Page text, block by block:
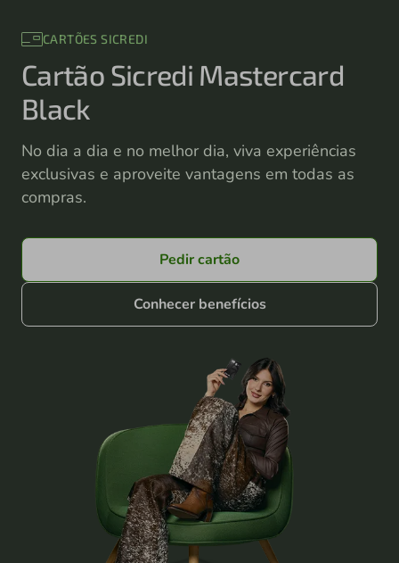
CARTÕES SICREDI
Cartão Sicredi Mastercard
Black
No dia a dia e no melhor dia, viva experiências
exclusivas e aproveite vantagens em todas as
compras.
Pedir cartão
Conhecer benefícios